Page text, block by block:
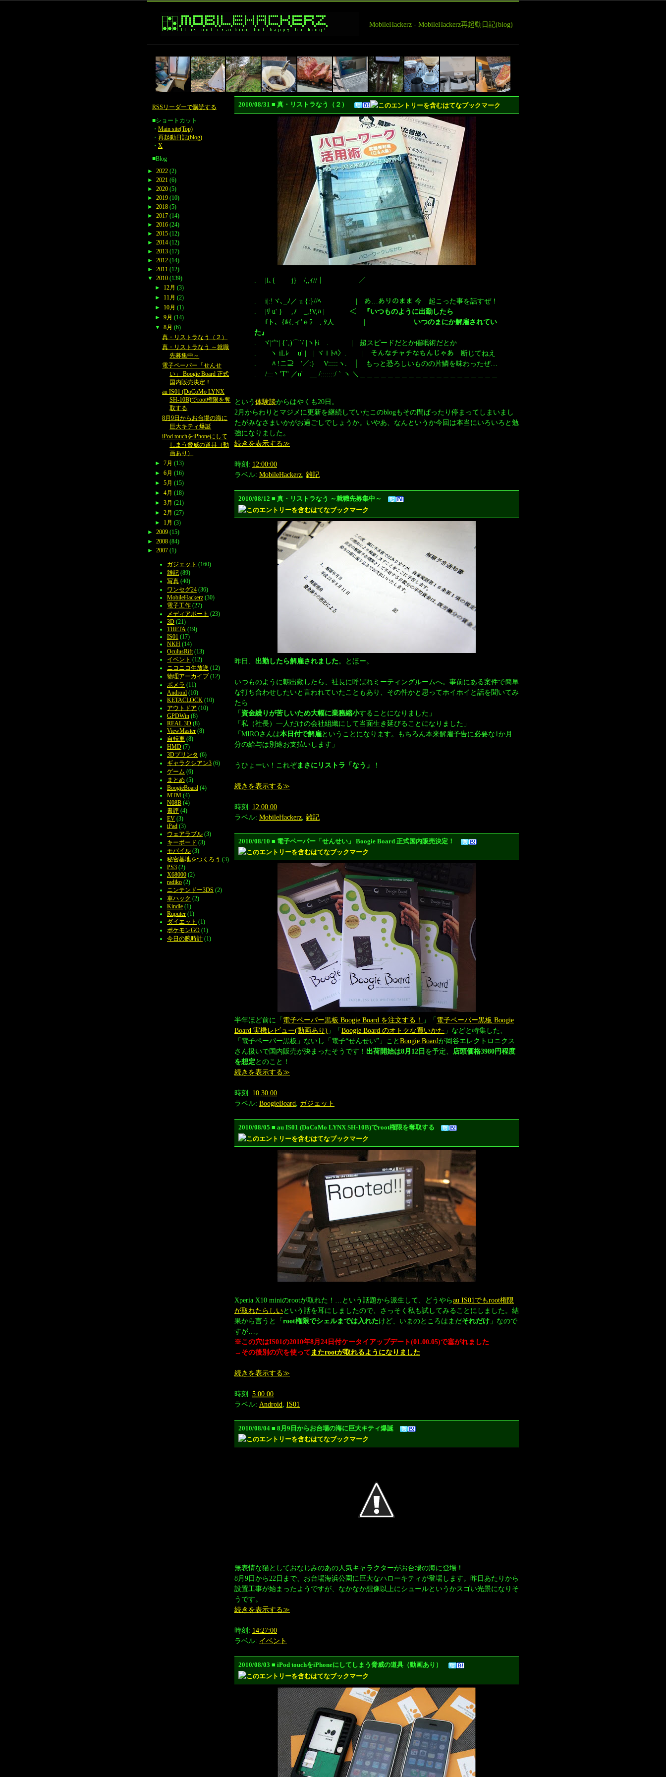
MobileHackerz - MobileHackerz再起動日記(blog)
2010/08/31 ■ 真・リストラなう（２）
. |l､{ j} /,,ｨ//｜ ／￣￣￣￣￣￣￣￣￣￣￣￣￣￣￣￣￣￣￣
. i|:!ヾ､_ﾉ／ u {:}//ﾍ | あ…ありのまま 今 起こった事を話すぜ！
. |ﾘ u' } ,ﾉ _,!V,ﾊ | ＜
『いつものように出勤したら
. fト､_{ﾙ{,ィ'ｅﾗ , ﾀ人. | いつのまにか解雇されてい
た』
. ヾ|宀| {´,)⌒`/ |ヽﾄiゝ. | 超スピードだとか催眠術だとか
. ヽ iLﾚ u' | | ヾｌﾄﾊ〉. | そんなチャチなもんじゃあ 断じてねえ
. ﾊ !ニ⊇ '／:} V:::::ヽ. │ もっと恐ろしいものの片鱗を味わったぜ…
. /:::丶'T'' ／u' __ /:::::::/｀ヽ ＼＿＿＿＿＿＿＿＿＿＿＿＿＿＿＿＿＿＿＿＿
という体験談からはやくも20日。
2月からわりとマジメに更新を継続していたこのblogもその間ぱったり停まってしまいまし
たがみなさまいかがお過ごしでしょうか。いやあ、なんというか今回は本当にいろいろと勉
強になりました。
続きを表示する≫
時刻: 12:00:00
ラベル: MobileHackerz, 雑記
2010/08/12 ■ 真・リストラなう ～就職先募集中～
昨日、 出勤したら解雇されました。とほー。
いつものように朝出勤したら、社長に呼ばれミーティングルームへ。事前にある案件で簡単
な打ち合わせしたいと言われていたこともあり、その件かと思ってホイホイと話を聞いてみ
たら
「資金繰りが苦しいため大幅に業務縮小することになりました」
「私（社長）一人だけの会社組織にして当面生き延びることになりました」
「MIROさんは本日付で解雇ということになります。もちろん本来解雇予告に必要な1か月
分の給与は別途お支払いします」
うひょーい！これぞまさにリストラ「なう」 ！
続きを表示する≫
時刻: 12:00:00
ラベル: MobileHackerz 雑記
2010/08/10 ■ 電子ペーパー「せんせい」 Boogie Board 正式国内販売決定！
半年ほど前に「電子ペーパー黒板 Boogie Board を注文する！ 」「電子ペーパー黒板 Boogie
Board 実機レビュー(動画あり) 」「Boogie Board のオトクな買いかた 」などと特集した、
「電子ペーパー黒板」ないし「電子“せんせい”」ことBoogie Boardが岡谷エレクトロニクス
さん扱いで国内販売が決まったそうです！ 出荷開始は8月12日 を予定、 店頭価格3980円程度
を想定とのこと！
続きを表示する≫
時刻: 10:30:00
ラベル: BoogieBoard, ガジェット
2010/08/05 ■ au IS01 (DoCoMo LYNX SH-10B)でroot権限を奪取する
Xperia X10 miniのrootが取れた！…という話題から派生して、どうやらau IS01でもroot権限
が取れたらしいという話を耳にしましたので、さっそく私も試してみることにしました。結
果から言うと「root権限でシェルまでは入れたけど、いまのところはまだそれだけ 」なので
すが…。
※この穴はIS01の2010年8月24日付ケータイアップデート(01.00.05)で塞がれました
→その後別の穴を使って またrootが取れるようになりました
続きを表示する≫
時刻: 5:00:00
ラベル: Android IS01
2010/08/04 ■ 8月9日からお台場の海に巨大キティ爆誕
無表情な猫としておなじみのあの人気キャラクターがお台場の海に登場！
8月9日から22日まで、お台場海浜公園に巨大なハローキティが登場します。昨日あたりから
設置工事が始まったようですが、なかなか想像以上にシュールというかスゴい光景になりそ
うです。
続きを表示する≫
時刻: 14:27:00
ラベル: イベント
2010/08/03 ■ iPod touchをiPhoneにしてしまう脅威の道具（動画あり）
RSSリーダーで購読する
■ショートカット
・ Main site(Top)
・ 再起動日記(blog)
・ X
■Blog
► 2022 (2)
► 2021 (6)
► 2020 (5)
► 2019 (10)
► 2018 (5)
► 2017 (14)
► 2016 (24)
► 2015 (12)
► 2014 (12)
► 2013 (17)
► 2012 (14)
► 2011 (12)
▼ 2010 (139)
►
12月 (3)
►
11月 (2)
►
10月 (1)
► 9月 (14)
▼ 8月 (6)
真・リストラなう（２）
真・リストラなう ～就職
先募集中～
電子ペーパー「せんせ
い」 Boogie Board 正式
国内販売決定！
au IS01 (DoCoMo LYNX
SH-10B)でroot権限を奪
取する
8月9日からお台場の海に
巨大キティ爆誕
iPod touchをiPhoneにして
しまう脅威の道具（動
画あり）
► 7月 (13)
► 6月 (16)
► 5月 (15)
► 4月 (18)
► 3月 (21)
► 2月 (27)
►
1月 (3)
► 2009 (15)
► 2008 (84)
► 2007 (1)
ガジェット (160)
雑記 (89)
写真 (40)
ワンセグ24 (36)
MobileHackerz (30)
電子工作 (27)
メディアポート (23)
3D (21)
THETA (19)
IS01 (17)
NKH (14)
OculusRift (13)
イベント (12)
ニコニコ生放送 (12)
物理アーカイブ (12)
ポメラ (11)
Android (10)
KETACLOCK (10)
アウトドア (10)
GPDWin (8)
REAL 3D (8)
ViewMaster (8)
自転車 (8)
HMD (7)
3Dプリンタ (6)
ギャラクシアン3 (6)
ゲーム (6)
まとめ (5)
BoogieBoard (4)
MTM (4)
N08B (4)
書評 (4)
EV (3)
iPad (3)
ウェアラブル (3)
キーボード (3)
モバイル (3)
秘密基地をつくろう (3)
PS3 (2)
X68000 (2)
radiko (2)
ニンテンドー3DS (2)
車ハック (2)
Kindle (1)
Ruputer (1)
ダイエット (1)
ポケモンGO (1)
今日の腕時計 (1)